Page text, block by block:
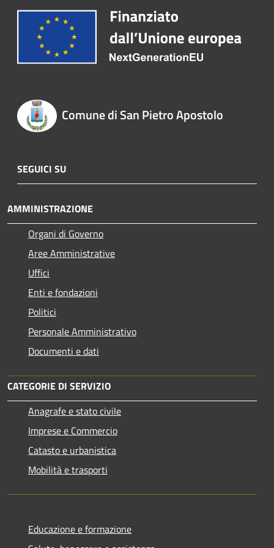
Comune di San Pietro Apostolo
SEGUICI SU
AMMINISTRAZIONE
Organi di Governo
Aree Amministrative
Uffici
Enti e fondazioni
Politici
Personale Amministrativo
Documenti e dati
CATEGORIE DI SERVIZIO
Anagrafe e stato civile
Imprese e Commercio
Catasto e urbanistica
Mobilità e trasporti
Educazione e formazione